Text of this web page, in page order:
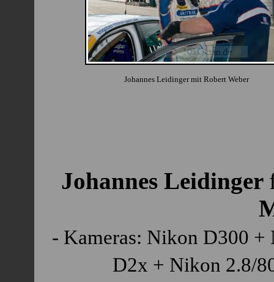
Johannes Leidinger mit Robert Weber
Johannes Leidinger
- Kameras: Nikon D300
D2x + Nikon 2.8/